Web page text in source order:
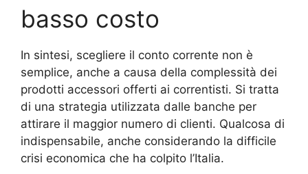
basso costo
In sintesi, scegliere il conto corrente non è
semplice, anche a causa della complessità dei
prodotti accessori offerti ai correntisti. Si tratta
di una strategia utilizzata dalle banche per
attirare il maggior numero di clienti. Qualcosa di
indispensabile, anche considerando la difficile
crisi economica che ha colpito l’Italia.